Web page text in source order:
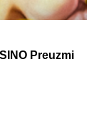
Preuzmi